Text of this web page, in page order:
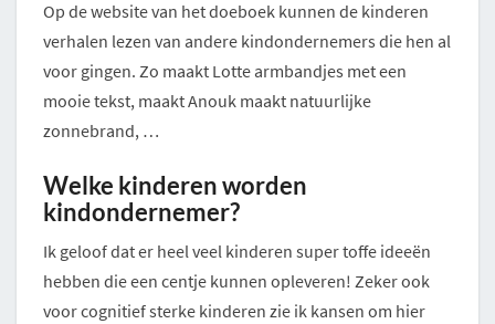
Op de website van het doeboek kunnen de kinderen
verhalen lezen van andere kindondernemers die hen al
voor gingen. Zo maakt Lotte armbandjes met een
mooie tekst, maakt Anouk maakt natuurlijke
zonnebrand, …
Welke kinderen worden
kindondernemer?
Ik geloof dat er heel veel kinderen super toffe ideeën
hebben die een centje kunnen opleveren! Zeker ook
voor cognitief sterke kinderen zie ik kansen om hier